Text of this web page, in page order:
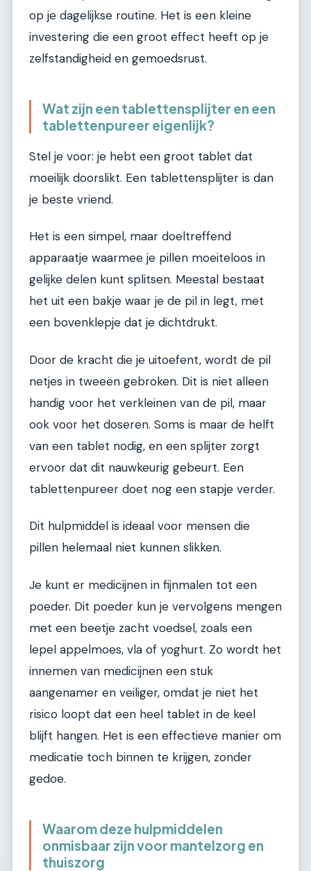
op je dagelijkse routine. Het is een kleine
investering die een groot effect heeft op je
zelfstandigheid en gemoedsrust.
Wat zijn een tablettensplijter en een
tablettenpureer eigenlijk?
Stel je voor: je hebt een groot tablet dat
moeilijk doorslikt. Een tablettensplijter is dan
je beste vriend.
Het is een simpel, maar doeltreffend
apparaatje waarmee je pillen moeiteloos in
gelijke delen kunt splitsen. Meestal bestaat
het uit een bakje waar je de pil in legt, met
een bovenklepje dat je dichtdrukt.
Door de kracht die je uitoefent, wordt de pil
netjes in tweeën gebroken. Dit is niet alleen
handig voor het verkleinen van de pil, maar
ook voor het doseren. Soms is maar de helft
van een tablet nodig, en een splijter zorgt
ervoor dat dit nauwkeurig gebeurt. Een
tablettenpureer doet nog een stapje verder.
Dit hulpmiddel is ideaal voor mensen die
pillen helemaal niet kunnen slikken.
Je kunt er medicijnen in fijnmalen tot een
poeder. Dit poeder kun je vervolgens mengen
met een beetje zacht voedsel, zoals een
lepel appelmoes, vla of yoghurt. Zo wordt het
innemen van medicijnen een stuk
aangenamer en veiliger, omdat je niet het
risico loopt dat een heel tablet in de keel
blijft hangen. Het is een effectieve manier om
medicatie toch binnen te krijgen, zonder
gedoe.
Waarom deze hulpmiddelen
onmisbaar zijn voor mantelzorg en
thuiszorg